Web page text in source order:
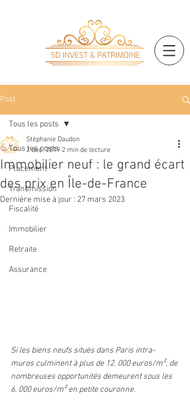
Post
Tous les posts
Placement
Transmission
Fiscalité
Immobilier
Retraite
Assurance
Tous les posts
Immobilier neuf : le grand écart
des prix en Île-de-France
Stéphanie Daudon
2 déc. 2019 2 min de lecture
Dernière mise à jour : 27 mars 2023
Si les biens neufs situés dans Paris intra-
muros culminent à plus de 12. 000 euros/m², de
nombreuses opportunités demeurent sous les
6. 000 euros/m² en petite couronne.